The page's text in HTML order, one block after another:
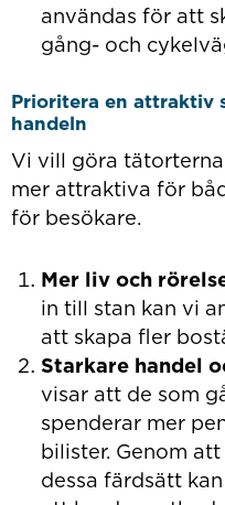
användas för att
gång- och
Prioritera en attraktiv
handeln
Vi vill göra
mer attraktiva för
för besökare.
Mer liv och
in till stan kan vi
att skapa fler
Starkare handel
visar att de som
spenderar mer
bilister. Genom
dessa färdsätt